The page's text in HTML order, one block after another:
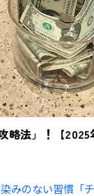
略法」！【2025
みのない習慣「